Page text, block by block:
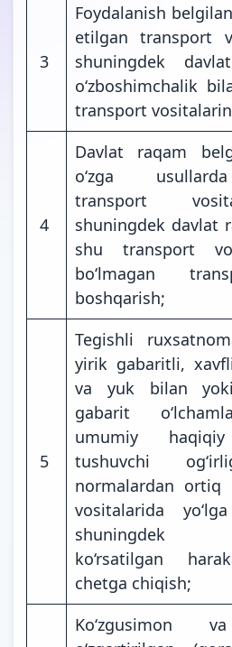
3
Foydalanish
etilgan transport
shuningdek
o‘zboshimchalik
transport
4
Davlat raqam
o‘zga
transport
shuningdek davlat
shu transport
bo‘lmagan
boshqarish;
5
Tegishli
yirik gabaritli,
va yuk bilan
gabarit
umumiy
tushuvchi
normalardan ortiq
vositalarida
shuningdek
ko‘rsatilgan
chetga chiqish;
Ko‘zgusimon